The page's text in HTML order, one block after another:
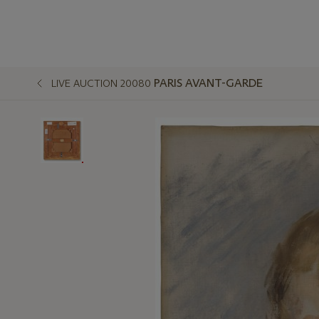
LIVE AUCTION 20080 PARIS AVANT-GARDE